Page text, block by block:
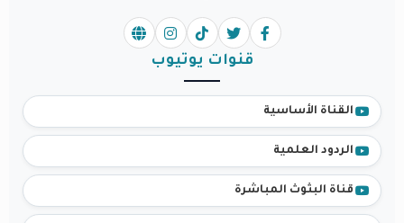
قنوات يوتيوب
القناة الأساسية
الردود العلمية
قناة البثوث المباشرة